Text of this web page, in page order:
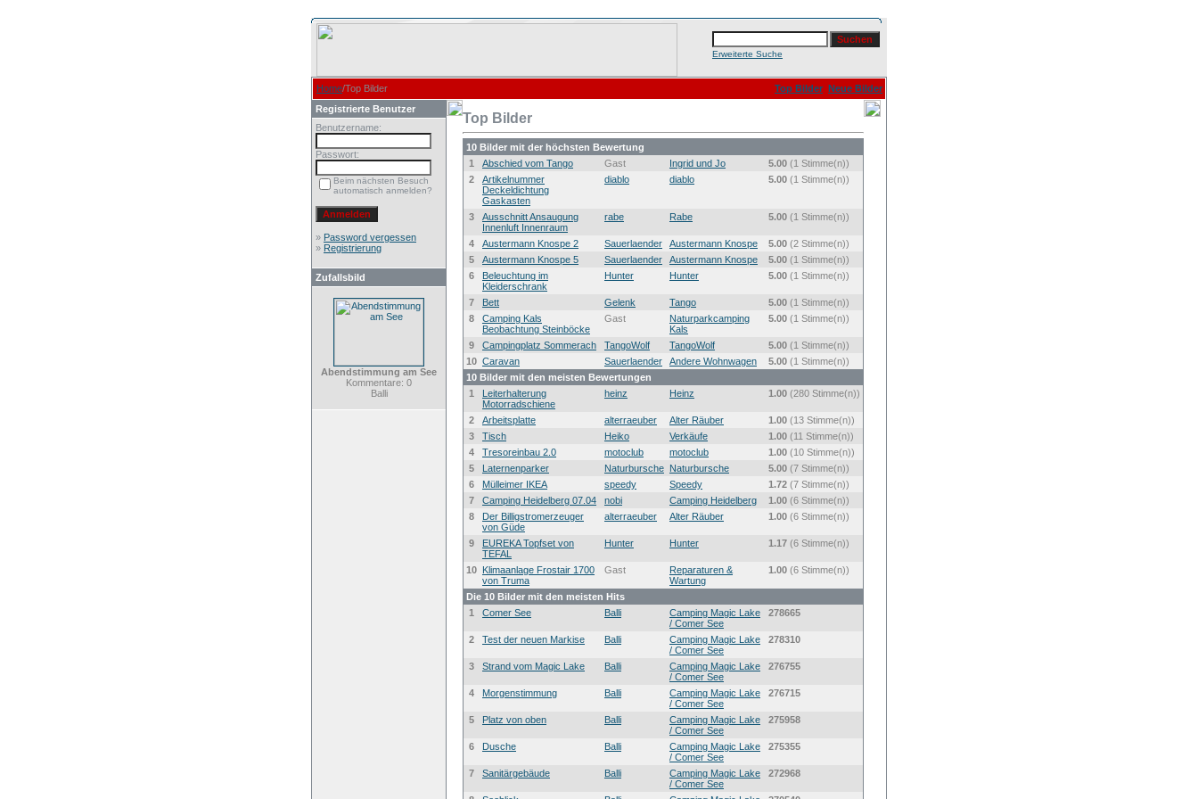
Erweiterte Suche
Home/Top Bilder Top Bilder Neue Bilder
Registrierte Benutzer
Benutzername:
Passwort:
Beim nächsten Besuch
automatisch anmelden?
» Password vergessen
» Registrierung
Zufallsbild
Abendstimmung am See
Kommentare: 0
Balli
Top Bilder
10 Bilder mit der höchsten Bewertung
1
Abschied vom Tango Gast Ingrid und Jo 5.00 (1 Stimme(n))
2
Artikelnummer
Deckeldichtung
Gaskasten
diablo diablo 5.00 (1 Stimme(n))
3
Ausschnitt Ansaugung
Innenluft Innenraum
rabe Rabe 5.00 (1 Stimme(n))
4 Austermann Knospe 2 Sauerlaender Austermann Knospe 5.00 (2 Stimme(n))
5
Austermann Knospe 5 Sauerlaender Austermann Knospe 5.00 (1 Stimme(n))
6
Beleuchtung im
Kleiderschrank
Hunter Hunter 5.00 (1 Stimme(n))
7 Bett Gelenk Tango 5.00 (1 Stimme(n))
8
Camping Kals
Beobachtung Steinböcke
Gast
Naturparkcamping
Kals
5.00 (1 Stimme(n))
9 Campingplatz Sommerach TangoWolf TangoWolf 5.00 (1 Stimme(n))
10 Caravan Sauerlaender Andere Wohnwagen 5.00 (1 Stimme(n))
10 Bilder mit den meisten Bewertungen
1
Leiterhalterung
Motorradschiene
heinz Heinz 1.00 (280 Stimme(n))
2 Arbeitsplatte alterraeuber Alter Räuber 1.00 (13 Stimme(n))
3
Tisch Heiko Verkäufe 1.00 (11 Stimme(n))
4
Tresoreinbau 2.0 motoclub motoclub 1.00 (10 Stimme(n))
5
Laternenparker Naturbursche Naturbursche 5.00 (7 Stimme(n))
6
Mülleimer IKEA speedy Speedy 1.72 (7 Stimme(n))
7
Camping Heidelberg 07.04 nobi Camping Heidelberg 1.00 (6 Stimme(n))
8
Der Billigstromerzeuger
von Güde
alterraeuber Alter Räuber 1.00 (6 Stimme(n))
9
EUREKA Topfset von
TEFAL
Hunter Hunter 1.17 (6 Stimme(n))
10 Klimaanlage Frostair 1700
von Truma
Gast
Reparaturen &
Wartung
1.00 (6 Stimme(n))
Die 10 Bilder mit den meisten Hits
1
Comer See Balli
Camping Magic Lake
/ Comer See
278665
2 Test der neuen Markise Balli
Camping Magic Lake
/ Comer See
278310
3 Strand vom Magic Lake Balli
Camping Magic Lake
/ Comer See
276755
4 Morgenstimmung Balli
Camping Magic Lake
/ Comer See
276715
5 Platz von oben Balli
Camping Magic Lake
/ Comer See
275958
6 Dusche Balli
Camping Magic Lake
/ Comer See
275355
7 Sanitärgebäude Balli
Camping Magic Lake
/ Comer See
272968